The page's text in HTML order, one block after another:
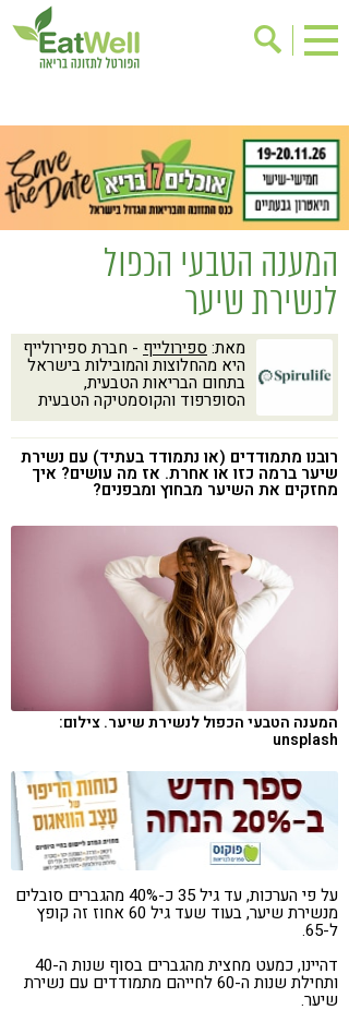
בישול בריא
אינדקס עסקים
ריפוי ומניעת מחלות
בריאות האישה
תוספי תזונה
מתכוני בריאות
אירועים
שינוי תזונתי
גישות בתזונה
מזונות על
תזונה וספורט
רגישות לגלוטן
טעים להכיר
המענה הטבעי הכפול
לנשירת שיער
מאת: ספירולייף - חברת ספירולייף
היא מהחלוצות והמובילות בישראל
בתחום הבריאות הטבעית,
הסופרפוד והקוסמטיקה הטבעית
רובנו מתמודדים (או נתמודד בעתיד) עם נשירת
שיער ברמה כזו או אחרת. אז מה עושים? איך
מחזקים את השיער מבחוץ ומבפנים?
המענה הטבעי הכפול לנשירת שיער. צילום:
unsplash
על פי הערכות, עד גיל 35 כ-40% מהגברים סובלים
מנשירת שיער, בעוד שעד גיל 60 אחוז זה קופץ
ל-65.
דהיינו, כמעט מחצית מהגברים בסוף שנות ה-40
ותחילת שנות ה-60 לחייהם מתמודדים עם נשירת
שיער.